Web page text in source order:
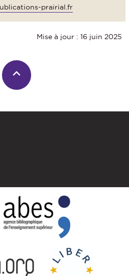
prairial.fr
Mise à jour : 16 juin 2025